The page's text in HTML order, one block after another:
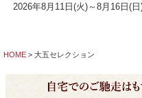
2026年8月11日(火)～8月16日(
HOME 大五セレクション